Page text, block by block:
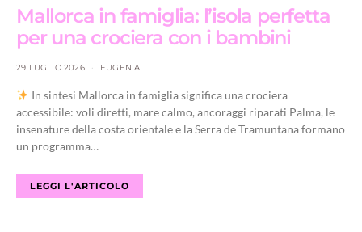
Mallorca in famiglia: l’isola perfetta
per una crociera con i bambini
29 LUGLIO 2026 EUGENIA
In sintesi Mallorca in famiglia significa una crociera
accessibile: voli diretti, mare calmo, ancoraggi riparati Palma, le
insenature della costa orientale e la Serra de Tramuntana formano
un programma…
LEGGI L'ARTICOLO